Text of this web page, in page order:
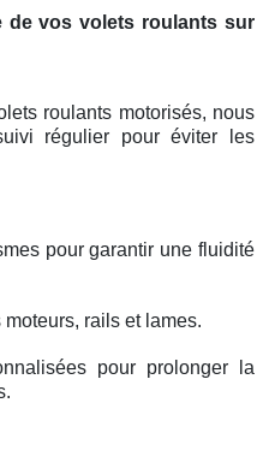
de vos volets roulants sur
roulants motorisés, nous
régulier pour éviter les
pour garantir une fluidité
rails et lames.
pour prolonger la